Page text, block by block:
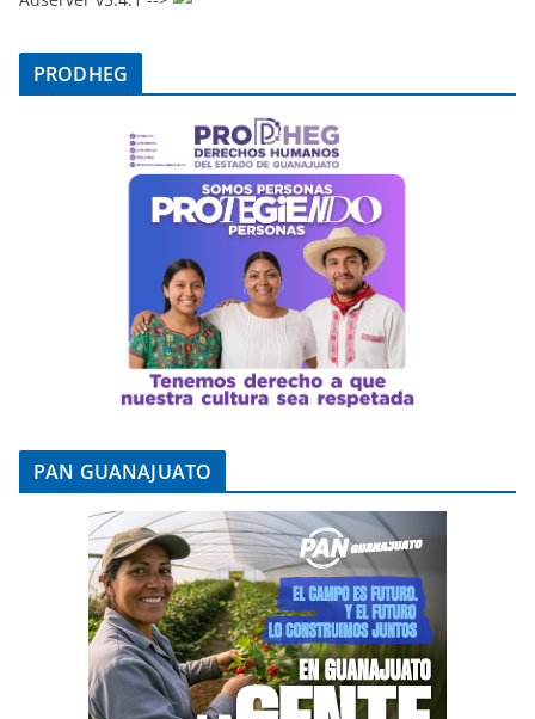
PRODHEG
PAN GUANAJUATO